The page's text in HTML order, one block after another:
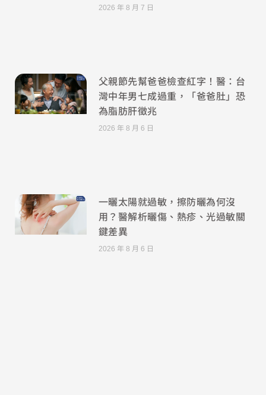
2026 年 8 月 7 日
父親節先幫爸爸檢查紅字！醫：台
灣中年男七成過重，「爸爸肚」恐
為脂肪肝徵兆
2026 年 8 月 6 日
一曬太陽就過敏，擦防曬為何沒
用？醫解析曬傷、熱疹、光過敏關
鍵差異
2026 年 8 月 6 日